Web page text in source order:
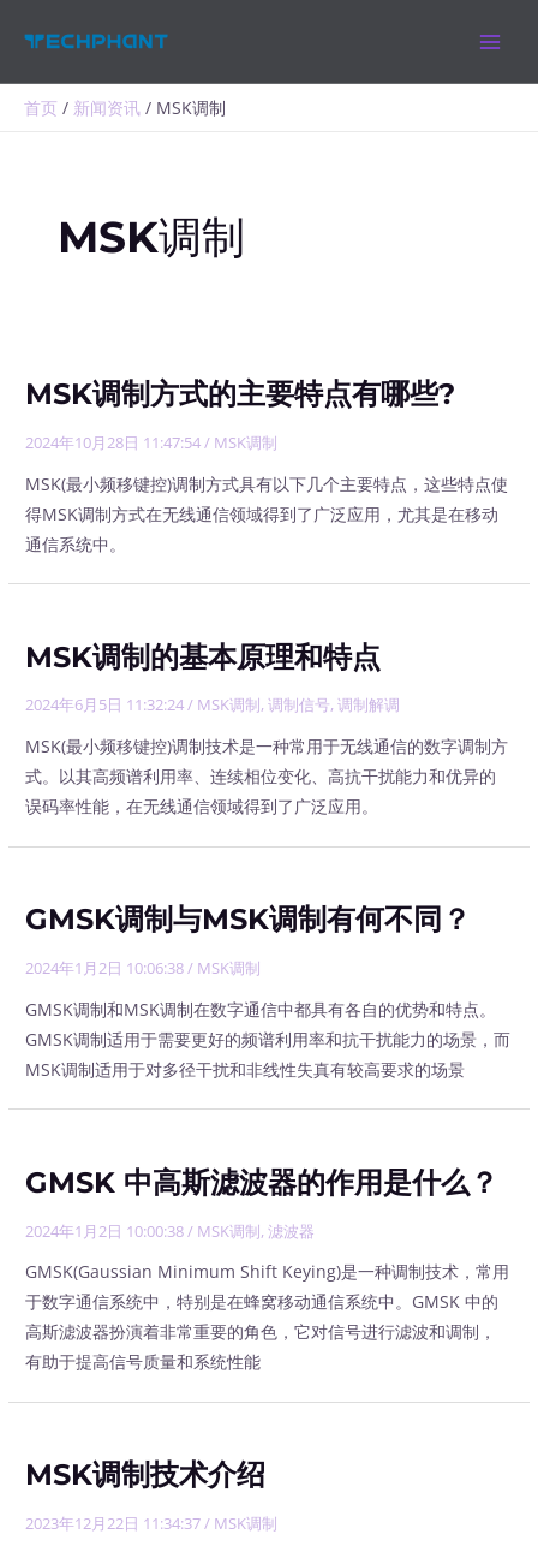
首页 新闻资讯 MSK调制
MSK调制
MSK调制方式的主要特点有哪些?
2024年10月28日 11:47:54/ MSK调制
MSK(最小频移键控)调制方式具有以下几个主要特点，这些特点使
得MSK调制方式在无线通信领域得到了广泛应用，尤其是在移动
通信系统中。
MSK调制的基本原理和特点
2024年6月5日 11:32:24/ MSK调制,调制信号,调制解调
MSK(最小频移键控)调制技术是一种常用于无线通信的数字调制方
式。以其高频谱利用率、连续相位变化、高抗干扰能力和优异的
误码率性能，在无线通信领域得到了广泛应用。
GMSK调制与MSK调制有何不同？
2024年1月2日 10:06:38/ MSK调制
GMSK调制和MSK调制在数字通信中都具有各自的优势和特点。
GMSK调制适用于需要更好的频谱利用率和抗干扰能力的场景，而
MSK调制适用于对多径干扰和非线性失真有较高要求的场景
GMSK 中高斯滤波器的作用是什么？
2024年1月2日 10:00:38/ MSK调制,滤波器
GMSK(Gaussian Minimum Shift Keying)是一种调制技术，常用
于数字通信系统中，特别是在蜂窝移动通信系统中。GMSK 中的
高斯滤波器扮演着非常重要的角色，它对信号进行滤波和调制，
有助于提高信号质量和系统性能
MSK调制技术介绍
2023年12月22日 11:34:37/ MSK调制